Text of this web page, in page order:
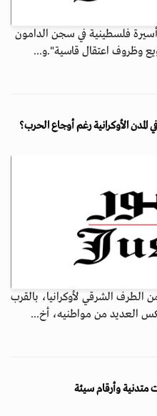
قال نادي الأسير الفلسطيني، إن 80 أسيرة فلسطينية في سجن الدامون
وظروف اعتقال قاسية".و...
الأوكرانية رغم أوجاع الحرب؟
الشرقي لأوكرانيا، بالقرب
العديد من مواطنيه، أخ...